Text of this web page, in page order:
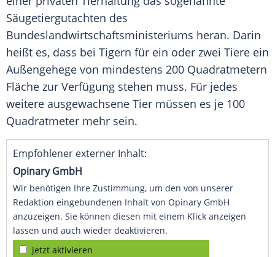
Säugetiergutachten des
Bundeslandwirtschaftsministeriums heran. Darin
heißt es, dass bei Tigern für ein oder zwei Tiere ein
Außengehege von mindestens 200 Quadratmetern
Fläche zur Verfügung stehen muss. Für jedes
weitere ausgewachsene Tier müssen es je 100
Quadratmeter mehr sein.
Empfohlener externer Inhalt:
Opinary GmbH
Wir benötigen Ihre Zustimmung, um den von unserer
Redaktion eingebundenen Inhalt von Opinary GmbH
anzuzeigen. Sie können diesen mit einem Klick anzeigen
lassen und auch wieder deaktivieren.
jetzt aktivieren